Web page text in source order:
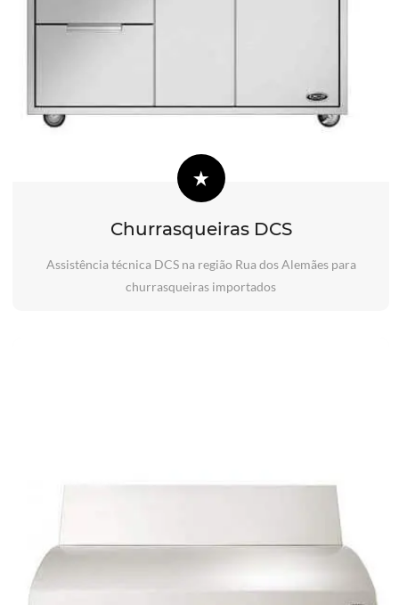
Churrasqueiras DCS
Assistência técnica DCS na região Rua dos Alemães para
churrasqueiras importados